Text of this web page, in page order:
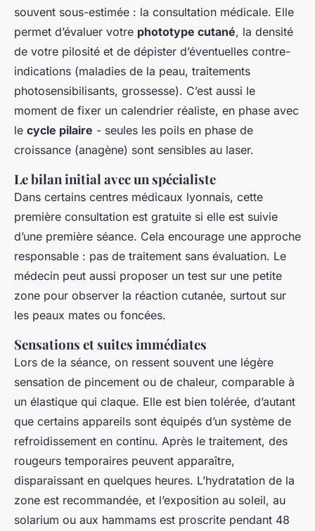
souvent sous-estimée : la consultation médicale. Elle
permet d’évaluer votre phototype cutané, la densité
de votre pilosité et de dépister d’éventuelles contre-
indications (maladies de la peau, traitements
photosensibilisants, grossesse). C’est aussi le
moment de fixer un calendrier réaliste, en phase avec
le cycle pilaire - seules les poils en phase de
croissance (anagène) sont sensibles au laser.
Le bilan initial avec un spécialiste
Dans certains centres médicaux lyonnais, cette
première consultation est gratuite si elle est suivie
d’une première séance. Cela encourage une approche
responsable : pas de traitement sans évaluation. Le
médecin peut aussi proposer un test sur une petite
zone pour observer la réaction cutanée, surtout sur
les peaux mates ou foncées.
Sensations et suites immédiates
Lors de la séance, on ressent souvent une légère
sensation de pincement ou de chaleur, comparable à
un élastique qui claque. Elle est bien tolérée, d’autant
que certains appareils sont équipés d’un système de
refroidissement en continu. Après le traitement, des
rougeurs temporaires peuvent apparaître,
disparaissant en quelques heures. L’hydratation de la
zone est recommandée, et l’exposition au soleil, au
solarium ou aux hammams est proscrite pendant 48